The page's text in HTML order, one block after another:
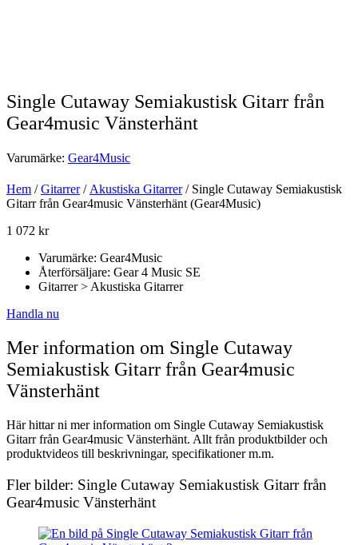
Single Cutaway Semiakustisk Gitarr från
Gear4music Vänsterhänt
Varumärke: Gear4Music
Hem /Gitarrer/Akustiska Gitarrer/ Single Cutaway Semiakustisk
Gitarr från Gear4music Vänsterhänt (Gear4Music)
1 072 kr
Varumärke: Gear4Music
Återförsäljare: Gear 4 Music SE
Gitarrer > Akustiska Gitarrer
Handla nu
Mer information om Single Cutaway
Semiakustisk Gitarr från Gear4music
Vänsterhänt
Här hittar ni mer information om Single Cutaway Semiakustisk
Gitarr från Gear4music Vänsterhänt. Allt från produktbilder och
produktvideos till beskrivningar, specifikationer m.m.
Fler bilder: Single Cutaway Semiakustisk Gitarr från
Gear4music Vänsterhänt